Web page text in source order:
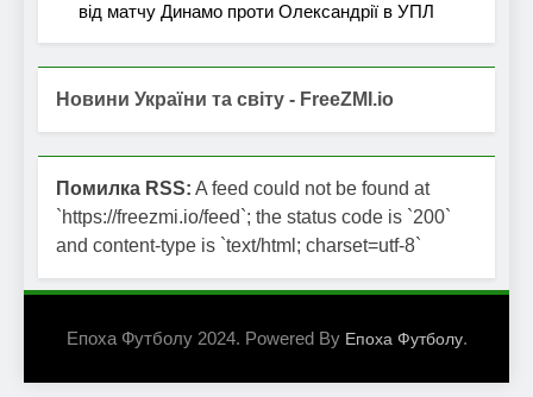
від матчу Динамо проти Олександрії в УПЛ
Новини України та світу - FreeZMI.io
Помилка RSS: A feed could not be found at
`https://freezmi.io/feed`; the status code is `200`
and content-type is `text/html; charset=utf-8`
Епоха Футболу 2024. Powered By Епоха Футболу.